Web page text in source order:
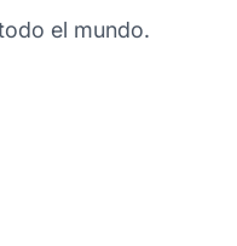
el mundo.